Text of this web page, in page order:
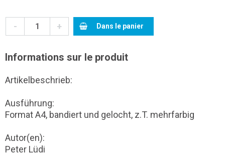
- + Dans le panier
Informations sur le produit
Artikelbeschrieb:
Ausführung:
Format A4, bandiert und gelocht, z.T. mehrfarbig
Autor(en):
Peter Lüdi